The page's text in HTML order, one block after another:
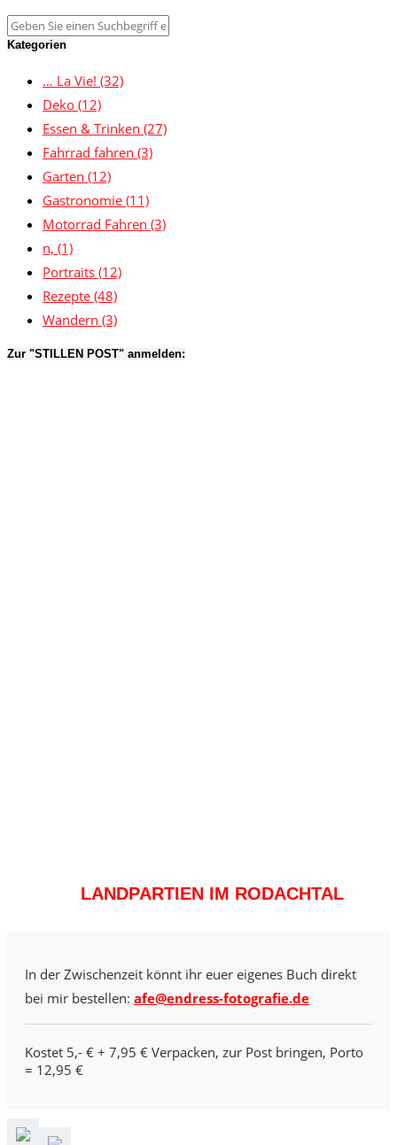
Kategorien
… La Vie! (32)
Deko (12)
Essen & Trinken (27)
Fahrrad fahren (3)
Garten (12)
Gastronomie (11)
Motorrad Fahren (3)
n, (1)
Portraits (12)
Rezepte (48)
Wandern (3)
Zur "STILLEN POST" anmelden:
LANDPARTIEN IM RODACHTAL
In der Zwischenzeit könnt ihr euer eigenes Buch direkt
bei mir bestellen: afe@endress-fotografie.de
Kostet 5,- € + 7,95 € Verpacken, zur Post bringen, Porto
= 12,95 €